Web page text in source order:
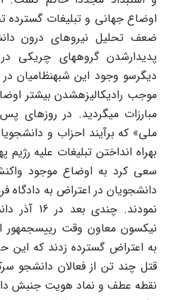
اوضاع جهانی و تبلیغات گسترده
ضعف تحلیل نیروهای درون
پدیدارشدن گروه‏های چریکی
دیگرسو وجود این شبه‏نظامیان
موجب رادیکالیزه‏شدن بیشتر
مبارزات می‏گردید. در روزهای
ملی» که برآیند احزاب و
به‏راه انداختن تبلیغات علیه
دانشجویان در اعتراض به دادگاه
نمودند.
نیکسون معاون وقت رییس‏جمهور
به اعتراض گسترده زدند که این
نقطه عطف و نماد هویت جنبش